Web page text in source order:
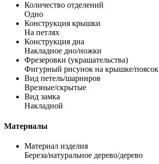
Количество отделений
Одно
Конструкция крышки
На петлях
Конструкция дна
Накладное дно/ножки
Фрезеровки (украшательства)
Фигурный рисунок на крышке/поясок
Вид петель/шарниров
Врезные/скрытые
Вид замка
Накладной
Материалы
Материал изделия
Береза/натуральное дерево/дерево